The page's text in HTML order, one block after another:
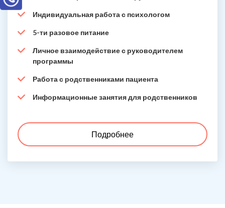
Индивидуальная работа с психологом
5-ти разовое питание
Личное взаимодействие с руководителем
программы
Работа с родственниками пациента
Информационные занятия для родственников
Подробнее